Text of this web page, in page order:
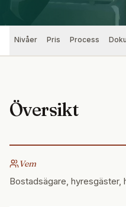
Nivåer Pris Process
Översikt
Vem
Bostadsägare, hyresgäster,